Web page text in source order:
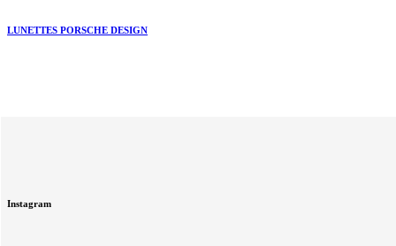
LUNETTES PORSCHE DESIGN
Instagram